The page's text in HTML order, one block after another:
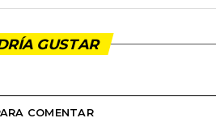
GUSTAR
COMENTAR